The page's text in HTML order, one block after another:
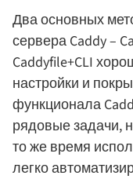
Два основных
сервера Caddy –
Caddyfile+CLI
настройки и
функционала
рядовые задачи,
то же время
легко